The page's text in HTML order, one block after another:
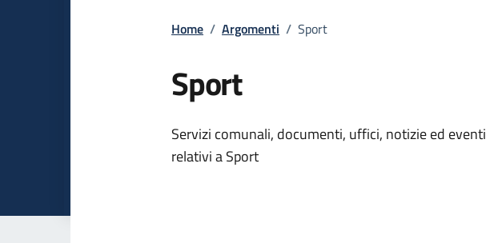
Home / Argomenti / Sport
Sport
Dettagli dell'argomento
Servizi comunali, documenti, uffici, notizie ed eventi
relativi a Sport